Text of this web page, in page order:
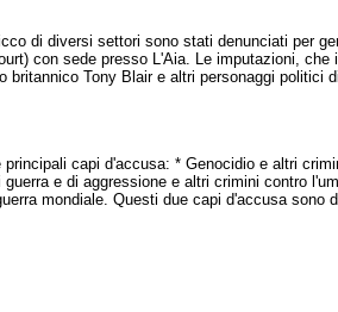
di diversi settori sono stati denunciati per
con sede presso L'Aia. Le imputazioni, che
Tony Blair e altri personaggi politici
capi d'accusa: * Genocidio e altri
e di aggressione e altri crimini contro
mondiale. Questi due capi d'accusa sono